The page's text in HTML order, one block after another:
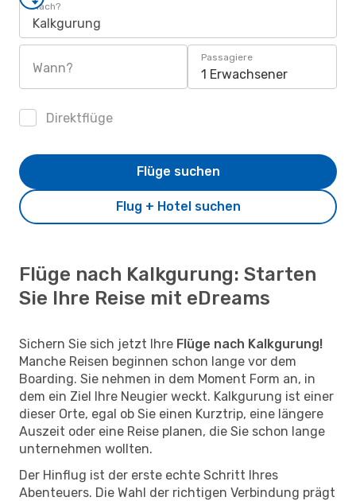
Nach?
Kalkgurung
Wann?
Passagiere
1 Erwachsener
Direktflüge
Flug + Hotel suchen
Flüge suchen
Flüge nach Kalkgurung: Starten
Sie Ihre Reise mit eDreams
Sichern Sie sich jetzt Ihre Flüge nach Kalkgurung!
Manche Reisen beginnen schon lange vor dem
Boarding. Sie nehmen in dem Moment Form an, in
dem ein Ziel Ihre Neugier weckt. Kalkgurung ist einer
dieser Orte, egal ob Sie einen Kurztrip, eine längere
Auszeit oder eine Reise planen, die Sie schon lange
unternehmen wollten.
Der Hinflug ist der erste echte Schritt Ihres
Abenteuers. Die Wahl der richtigen Verbindung prägt